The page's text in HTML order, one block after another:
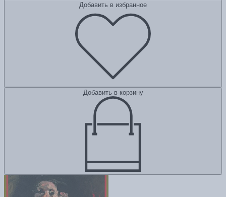
Добавить в избранное
Добавить в корзину